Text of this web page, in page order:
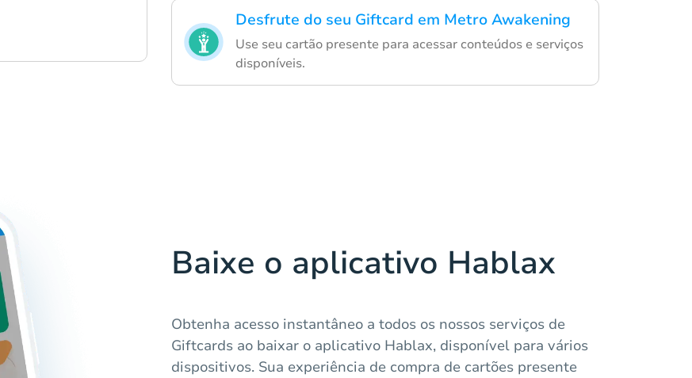
Desfrute do seu Giftcard em Metro Awakening
Use seu cartão presente para acessar conteúdos e serviços
disponíveis.
Baixe o aplicativo Hablax
Obtenha acesso instantâneo a todos os nossos serviços de
Giftcards ao baixar o aplicativo Hablax, disponível para vários
dispositivos. Sua experiência de compra de cartões presente